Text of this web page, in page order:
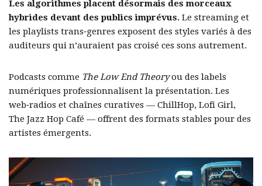
Les algorithmes placent désormais des morceaux
hybrides devant des publics imprévus. Le streaming et
les playlists trans‑genres exposent des styles variés à des
auditeurs qui n’auraient pas croisé ces sons autrement.
Podcasts comme The Low End Theoryou des labels
numériques professionnalisent la présentation. Les
web‑radios et chaînes curatives — ChillHop, Lofi Girl,
The Jazz Hop Café — offrent des formats stables pour des
artistes émergents.